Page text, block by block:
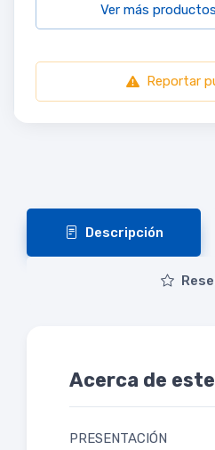
Ver más
Reportar
Descripción
Acerca de
PRESENTACIÓN